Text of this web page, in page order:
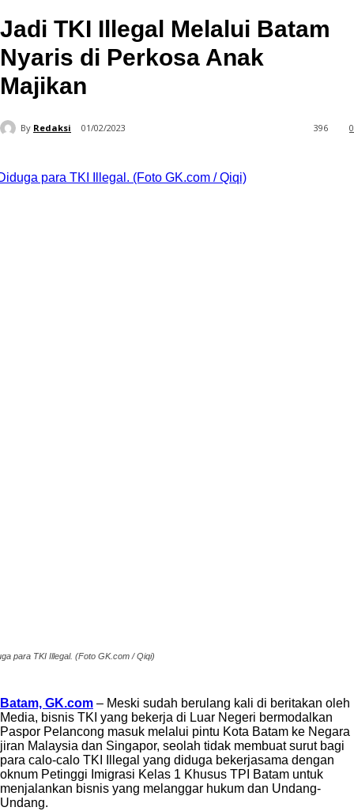
Jadi TKI Illegal Melalui Batam
Nyaris di Perkosa Anak
Majikan
By Redaksi 01/02/2023 0
396
para TKI Illegal. (Foto GK.com / Qiqi)
Batam, GK.com – Meski sudah berulang kali di beritakan oleh
Media, bisnis TKI yang bekerja di Luar Negeri bermodalkan
Paspor Pelancong masuk melalui pintu Kota Batam ke Negara
jiran Malaysia dan Singapor, seolah tidak membuat surut bagi
para calo-calo TKI Illegal yang diduga bekerjasama dengan
oknum Petinggi Imigrasi Kelas 1 Khusus TPI Batam untuk
menjalankan bisnis yang melanggar hukum dan Undang-
Undang.